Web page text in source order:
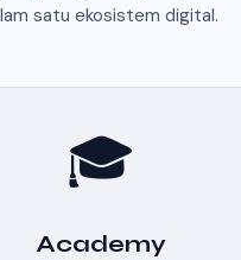
satu ekosistem digital.
🎓
Academy